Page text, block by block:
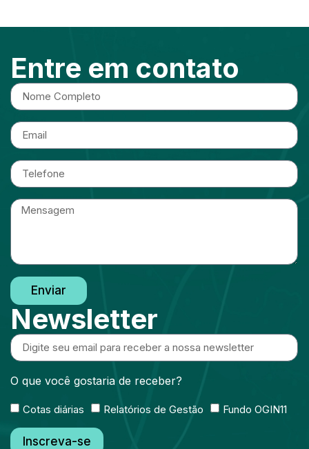
Entre em contato
Enviar
Newsletter
O que você gostaria de receber?
Cotas diárias Relatórios de Gestão Fundo OGIN11
Inscreva-se